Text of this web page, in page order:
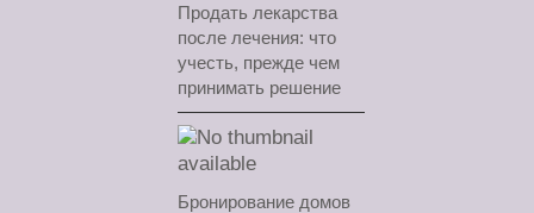
Продать лекарства
после лечения: что
учесть, прежде чем
принимать решение
Бронирование домов